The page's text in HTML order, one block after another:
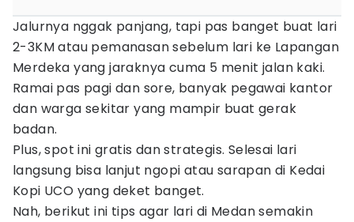
Jalurnya nggak panjang, tapi pas banget buat lari
2-3KM atau pemanasan sebelum lari ke Lapangan
Merdeka yang jaraknya cuma 5 menit jalan kaki.
Ramai pas pagi dan sore, banyak pegawai kantor
dan warga sekitar yang mampir buat gerak
badan.
Plus, spot ini gratis dan strategis. Selesai lari
langsung bisa lanjut ngopi atau sarapan di Kedai
Kopi UCO yang deket banget.
Nah, berikut ini tips agar lari di Medan semakin